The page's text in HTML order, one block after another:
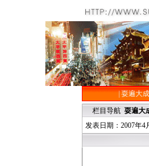
耍遍大
栏目导航 耍遍大
发表日期：2007年